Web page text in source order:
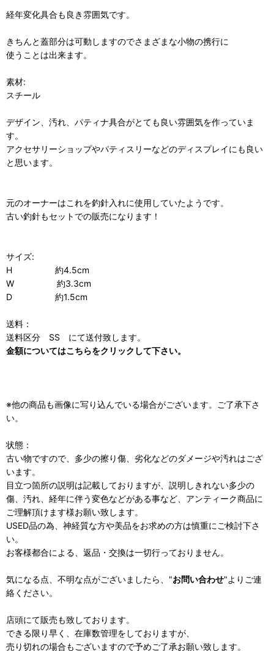
経年変化具合も良き雰囲気です。
きちんと蓋部分は可動しますのでさまざまな小物の携行に
使うことは出来ます。
素材:
スチール
デザイン、汚れ、パティナ具合がとても良い雰囲気を作っていま
す。
アクセサリーショップやパティスリーなどのディスプレイにも良い
と思います。
元のオーナーはこれを釣針入れに使用していたようです。
古い釣針もセットでの販売になります！
サイズ:
H 約4.5cm
W 約3.3cm
D 約1.5cm
送料：
送料区分 SS にて送付致します。
金額についてはこちらをクリックして下さい。
※他の商品も画像に写り込んでいる場合がございます。ご了承下さ
い。
状態：
古い物ですので、多少の擦り傷、劣化などのダメージや汚れはござ
います。
目立つ箇所の説明は記載しておりますが、説明しきれない多少の
傷、汚れ、経年に伴う変色などがある事など、アンティーク商品に
ご理解頂けます様お願い致します。
USED品の為、神経質な方や美品をお求めの方は慎重にご検討下さ
い。
お客様都合による、返品・交換は一切行っておりません。
気になる点、不明な点がございましたら、"お問い合わせ"よりご連
絡ください。
店頭にて販売も致しております。
できる限り早く、在庫数管理をしておりますが、
売り切れの場合もございますので予めご了承お願い致します。